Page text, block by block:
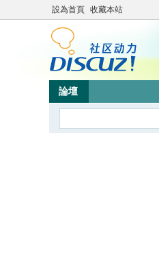
設為首頁 收藏本站
論壇